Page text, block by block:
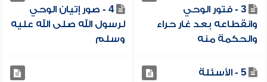
3 - فتور الوحي
وانقطاعه بعد غار حراء
والحكمة منه
4 - صور إتيان الوحي
لرسول الله صلى الله عليه
وسلم
5 - الأسئلة